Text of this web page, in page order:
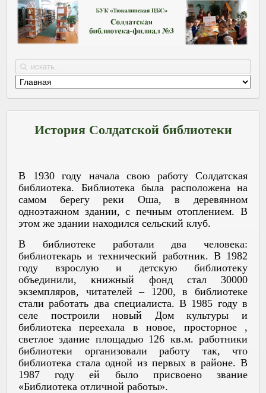
История Солдатской библиотеки
В 1930 году начала свою работу Солдатская
библиотека. Библиотека была расположена на
самом берегу реки Оша, в деревянном
одноэтажном здании, с печным отоплением. В
этом же здании находился сельский клуб.
В библиотеке работали два человека:
библиотекарь и технический работник. В 1982
году взрослую и детскую библиотеку
объединили, книжный фонд стал 30000
экземпляров, читателей – 1200, в библиотеке
стали работать два специалиста. В 1985 году в
селе построили новый Дом культуры и
библиотека переехала в новое, просторное ,
светлое здание площадью 126 кв.м. работники
библиотеки организовали работу так, что
библиотека стала одной из первых в районе. В
1987 году ей было присвоено звание
«Библиотека отличной работы».